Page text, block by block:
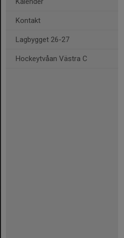
Kontakt
Lagbygget 26-27
Hockeytvåan Västra C